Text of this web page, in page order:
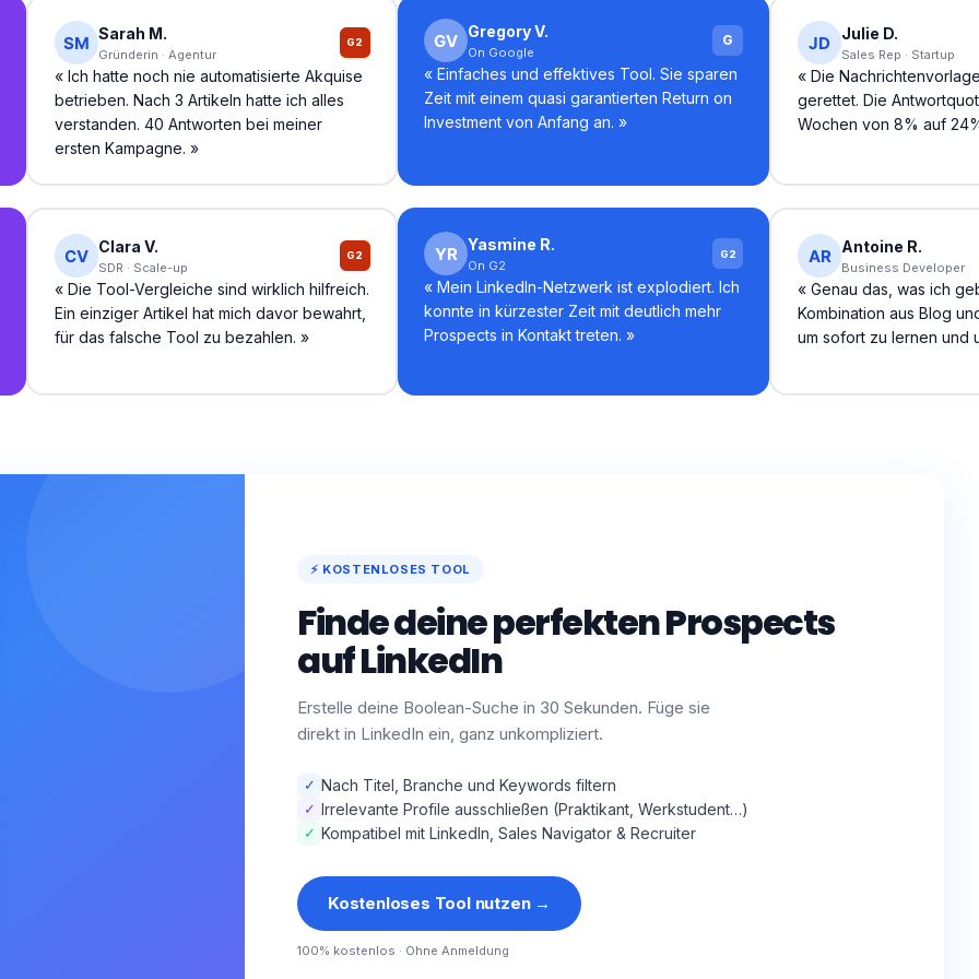
Sarah M.
Gründerin · Agentur
G2
« Ich hatte noch nie automatisierte Akquise
betrieben. Nach 3 Artikeln hatte ich alles
verstanden. 40 Antworten bei meiner
ersten Kampagne. »
Gregory V.
On Google
G
« Einfaches und effektives Tool. Sie sparen
Zeit mit einem quasi garantierten Return on
Investment von Anfang an. »
Julie D.
Sales Rep · Startup
« Die
gerettet. Die
Wochen von 8% auf
Clara V.
SDR · Scale-up
G2
« Die Tool-Vergleiche sind wirklich hilfreich.
Ein einziger Artikel hat mich davor bewahrt,
für das falsche Tool zu bezahlen. »
Yasmine R.
On G2
G2
« Mein LinkedIn-Netzwerk ist explodiert. Ich
konnte in kürzester Zeit mit deutlich mehr
Prospects in Kontakt treten. »
Antoine R.
Business Developer
« Genau das, was ich
Kombination aus Blog
um sofort zu lernen und
⚡ KOSTENLOSES TOOL
Finde deine perfekten Prospects
auf LinkedIn
Erstelle deine Boolean-Suche in 30 Sekunden. Füge sie
direkt in LinkedIn ein, ganz unkompliziert.
✓ Nach Titel, Branche und Keywords filtern
✓ Irrelevante Profile ausschließen (Praktikant, Werkstudent…)
✓ Kompatibel mit LinkedIn, Sales Navigator & Recruiter
Kostenloses Tool nutzen→
100% kostenlos · Ohne Anmeldung